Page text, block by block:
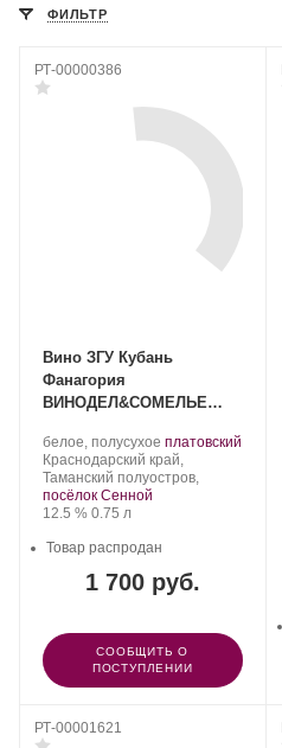
ФИЛЬТР
РТ-00000386
Вино ЗГУ Кубань
Фанагория
ВИНОДЕЛ&СОМЕЛЬЕ
Производитель:
Фанагория.
белое, полусухое .
Сорт
винограда:
платовский
Регион:
Краснодарский край,
Таманский полуостров,
посёлок Сенной
Крепость
12.5 %. Объем
0.75 л
1 700 руб.
Товар распродан
СООБЩИТЬ О
ПОСТУПЛЕНИИ
РТ-00001621